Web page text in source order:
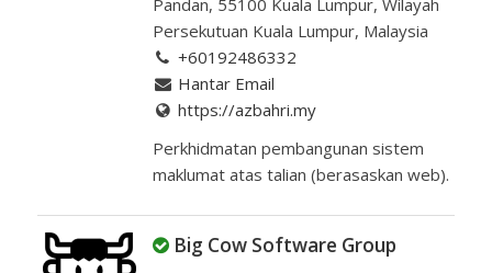
Pandan, 55100 Kuala Lumpur, Wilayah
Persekutuan Kuala Lumpur, Malaysia
+60192486332
Hantar Email
https://azbahri.my
Perkhidmatan pembangunan sistem
maklumat atas talian (berasaskan web).
Big Cow Software Group